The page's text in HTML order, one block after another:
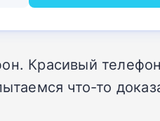
Красивый
что-то